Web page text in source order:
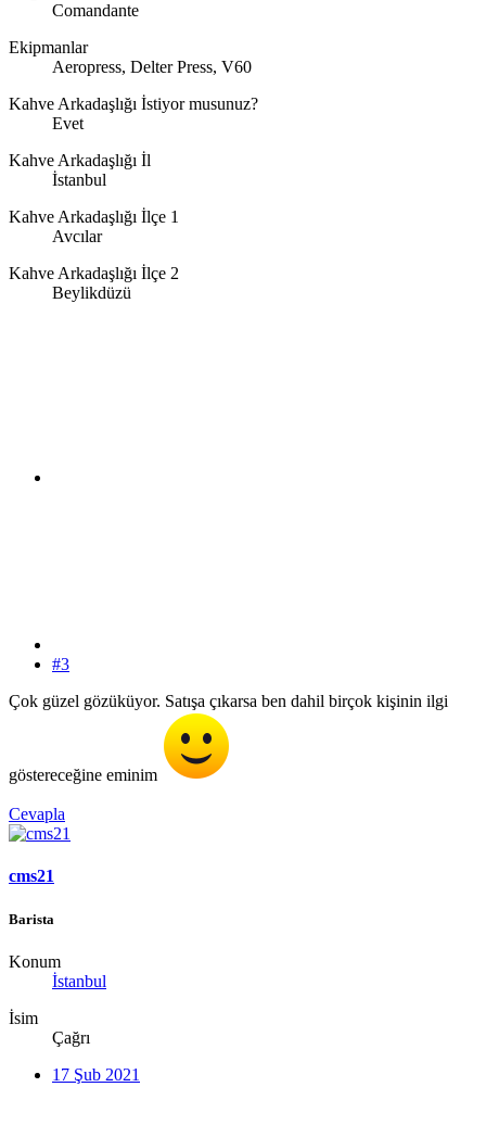
Comandante
Ekipmanlar
Aeropress, Delter Press, V60
Kahve Arkadaşlığı İstiyor musunuz?
Evet
Kahve Arkadaşlığı İl
İstanbul
Kahve Arkadaşlığı İlçe 1
Avcılar
Kahve Arkadaşlığı İlçe 2
Beylikdüzü
#3
Çok güzel gözüküyor. Satışa çıkarsa ben dahil birçok kişinin ilgi
göstereceğine eminim
Cevapla
cms21
Barista
Konum
İstanbul
İsim
Çağrı
17 Şub 2021